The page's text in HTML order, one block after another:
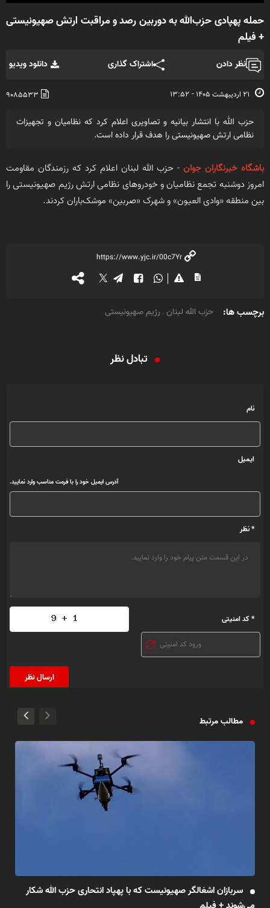
حمله پهپادی حزب‌الله به دوربین رصد و مراقبت ارتش صهیونیستی
+ فیلم
نظر دادن اشتراک گذاری دانلود ویدیو
۲۱ ارديبهشت ۱۴۰۵ - ۱۳:۵۲ ۹۰۸۵۵۳۳
حزب الله با انتشار بیانیه و تصاویری اعلام کرد که نظامیان و تجهیزات
نظامی ارتش صهیونیستی را هدف قرار داده است.
باشگاه خبرنگاران جوان - حزب الله لبنان اعلام کرد که رزمندگان مقاومت
امروز دوشنبه تجمع نظامیان و خودروهای نظامی ارتش رژیم صهیونیستی را
بین منطقه «وادی العیون» و شهرک «صربین» موشک‌باران کردند.
برچسب ها: حزب الله لبنان رژیم صهیونیستی
تبادل نظر
نام
ایمیل
آدرس ایمیل خود را با فرمت مناسب وارد نمایید.
* نظر
* کد امنیتی
مطالب مرتبط
سربازان اشغالگر صهیونیست که با پهپاد انتحاری حزب الله شکار